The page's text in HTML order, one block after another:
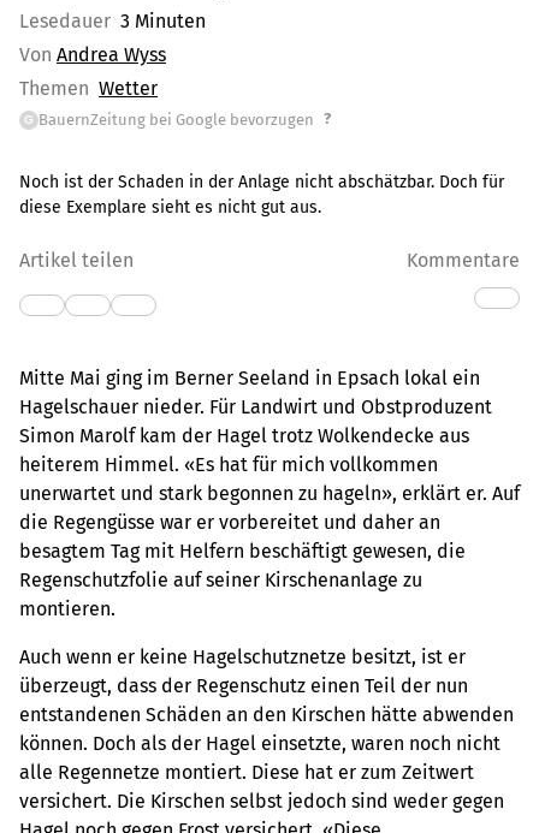
Lesedauer 3 Minuten
Von Andrea Wyss
Themen Wetter
G BauernZeitung bei Google bevorzugen ?
Noch ist der Schaden in der Anlage nicht abschätzbar. Doch für
diese Exemplare sieht es nicht gut aus.
Artikel teilen Kommentare
Mitte Mai ging im Berner Seeland in Epsach lokal ein
Hagelschauer nieder. Für Landwirt und Obstproduzent
Simon Marolf kam der Hagel trotz Wolkendecke aus
heiterem Himmel. «Es hat für mich vollkommen
unerwartet und stark begonnen zu hageln», erklärt er. Auf
die Regengüsse war er vorbereitet und daher an
besagtem Tag mit Helfern beschäftigt gewesen, die
Regenschutzfolie auf seiner Kirschenanlage zu
montieren.
Auch wenn er keine Hagelschutznetze besitzt, ist er
überzeugt, dass der Regenschutz einen Teil der nun
entstandenen Schäden an den Kirschen hätte abwenden
können. Doch als der Hagel einsetzte, waren noch nicht
alle Regennetze montiert. Diese hat er zum Zeitwert
versichert. Die Kirschen selbst jedoch sind weder gegen